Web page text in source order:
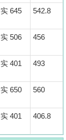
实 645 542.8
实 506 456
实 401 493
实 650 560
实 401 406.8